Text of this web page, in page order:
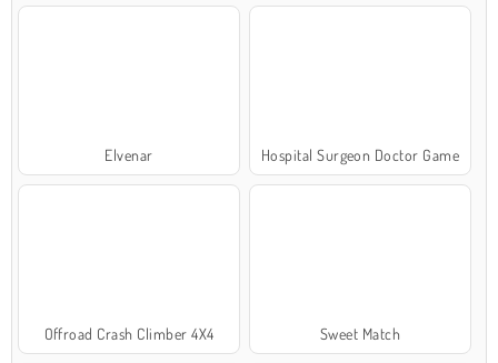
Elvenar Hospital Surgeon Doctor Game
Offroad Crash Climber 4X4 Sweet Match